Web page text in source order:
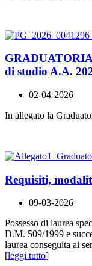
di studio A.A.
02-04-2026
In allegato la
Requisiti,
09-03-2026
Possesso di laurea
D.M. 509/1999 e
laurea conseguita ai
[leggi tutto]